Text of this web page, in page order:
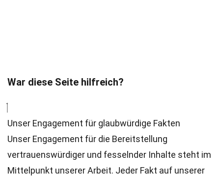
War diese Seite hilfreich?
Unser Engagement für glaubwürdige Fakten
Unser Engagement für die Bereitstellung
vertrauenswürdiger und fesselnder Inhalte steht im
Mittelpunkt unserer Arbeit. Jeder Fakt auf unserer